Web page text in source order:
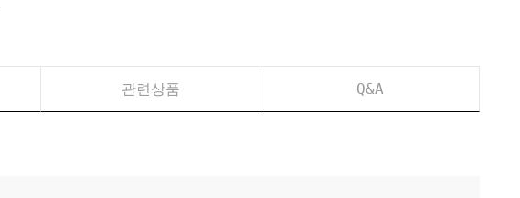
관련상품 Q&A